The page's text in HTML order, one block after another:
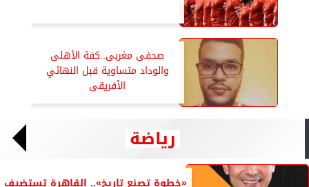
صحفى مغربى..كفة الأهلى
والوداد متساوية قبل النهائي
الأفريقى
رياضة
«خطوة تصنع تاريخ».. القاهرة تستضيف